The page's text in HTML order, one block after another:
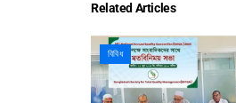
Related Articles
বিবিধ